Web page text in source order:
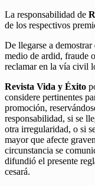
La responsabilidad de
de los respectivos
De llegarse a
medio de ardid, fraude
reclamar en la vía civil
Revista Vida y Éxito
considere pertinentes
promoción,
responsabilidad, si se
otra irregularidad, o si
mayor que afecte
circunstancia se
difundió el presente
cesará.